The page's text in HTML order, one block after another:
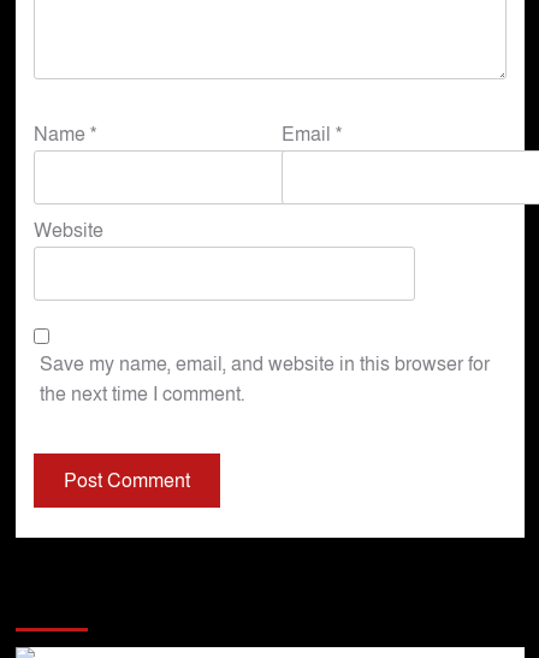
Name * Email *
Website
Save my name, email, and website in this browser for
the next time I comment.